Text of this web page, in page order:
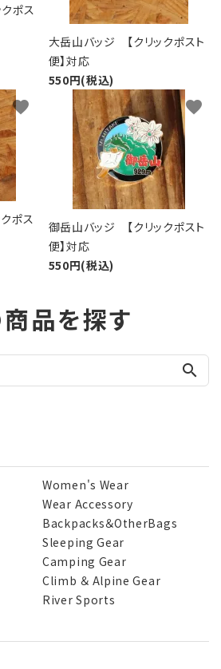
ポス
大岳山バッジ 【クリックポスト
便】対応
550円(税込)
ポス
favorite
御岳山バッジ 【クリックポスト
便】対応
550円(税込)
favorite
品を探す
search
Women's Wear
Wear Accessory
Backpacks＆OtherBags
Sleeping Gear
Camping Gear
Climb ＆ Alpine Gear
River Sports